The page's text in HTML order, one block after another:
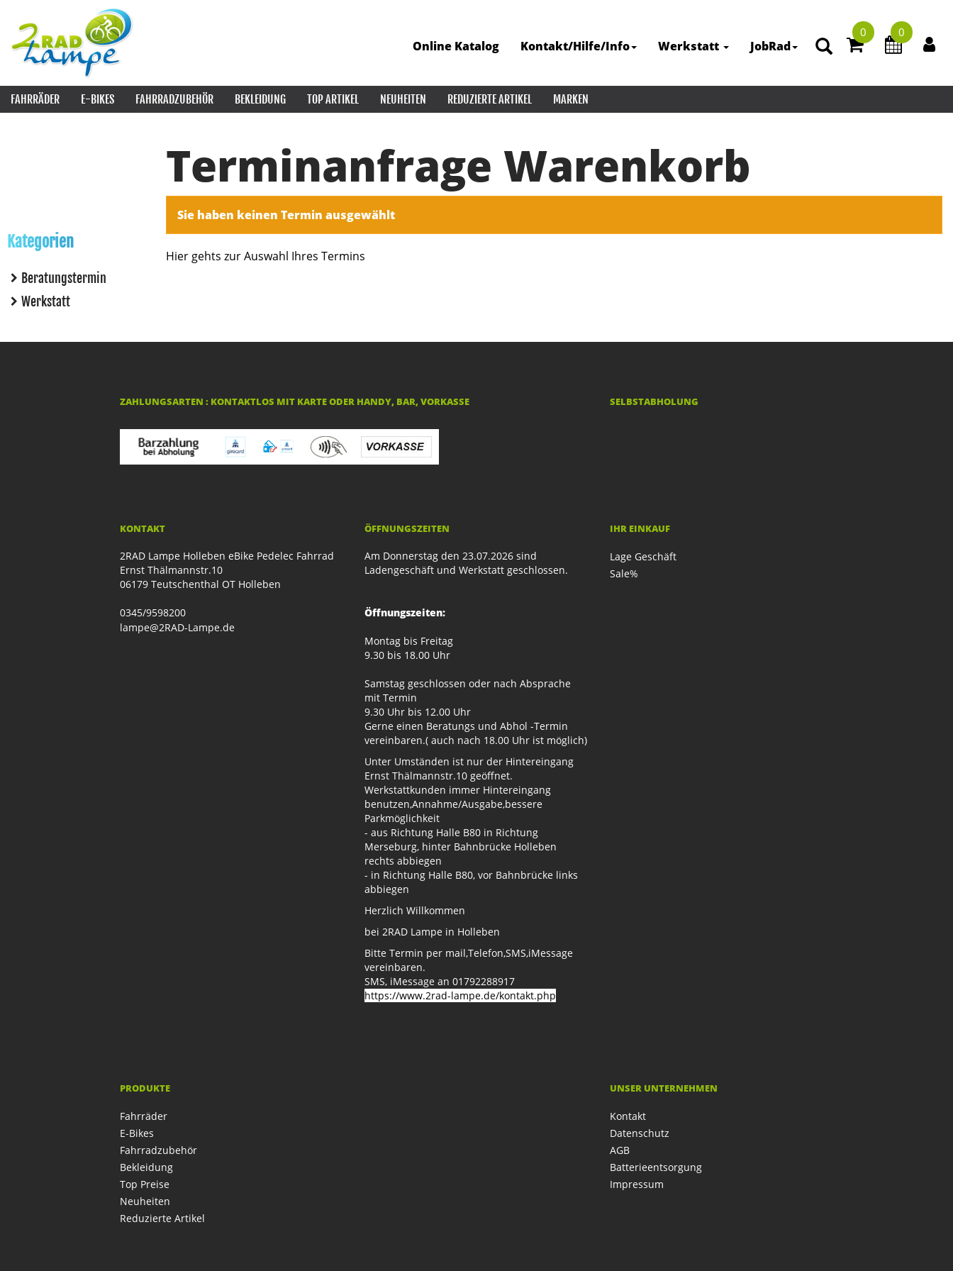
0 0
Online Katalog Kontakt/Hilfe/Info Werkstatt JobRad
FAHRRÄDER E-BIKES FAHRRADZUBEHÖR BEKLEIDUNG TOP ARTIKEL NEUHEITEN REDUZIERTE ARTIKEL MARKEN
Kategorien
Beratungstermin
Werkstatt
Terminanfrage Warenkorb
Sie haben keinen Termin ausgewählt
Hier gehts zur Auswahl Ihres Termins
ZAHLUNGSARTEN : KONTAKTLOS MIT KARTE ODER HANDY, BAR, VORKASSE SELBSTABHOLUNG
KONTAKT
2RAD Lampe Holleben eBike Pedelec Fahrrad
Ernst Thälmannstr.10
06179 Teutschenthal OT Holleben
0345/9598200
lampe@2RAD-Lampe.de
ÖFFNUNGSZEITEN
Am Donnerstag den 23.07.2026 sind
Ladengeschäft und Werkstatt geschlossen.
Öffnungszeiten:
Montag bis Freitag
9.30 bis 18.00 Uhr
Samstag geschlossen oder nach Absprache
mit Termin
9.30 Uhr bis 12.00 Uhr
Gerne einen Beratungs und Abhol -Termin
vereinbaren.( auch nach 18.00 Uhr ist möglich)
Unter Umständen ist nur der Hintereingang
Ernst Thälmannstr.10 geöffnet.
Werkstattkunden immer Hintereingang
benutzen,Annahme/Ausgabe,bessere
Parkmöglichkeit
- aus Richtung Halle B80 in Richtung
Merseburg, hinter Bahnbrücke Holleben
rechts abbiegen
- in Richtung Halle B80, vor Bahnbrücke links
abbiegen
Herzlich Willkommen
bei 2RAD Lampe in Holleben
Bitte Termin per mail,Telefon,SMS,iMessage
vereinbaren.
SMS, iMessage an 01792288917
https://www.2rad-lampe.de/kontakt.php
IHR EINKAUF
Lage Geschäft
Sale%
PRODUKTE
Fahrräder
E-Bikes
Fahrradzubehör
Bekleidung
Top Preise
Neuheiten
Reduzierte Artikel
UNSER UNTERNEHMEN
Kontakt
Datenschutz
AGB
Batterieentsorgung
Impressum